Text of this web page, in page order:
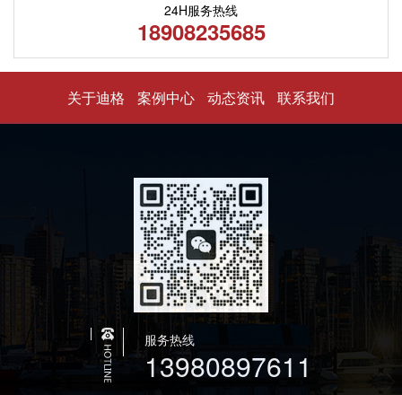
24H服务热线
18908235685
关于迪格 案例中心 动态资讯 联系我们
服务热线
13980897611